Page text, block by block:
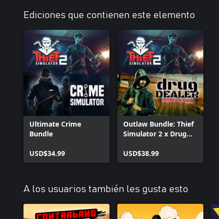
Ediciones que contienen este elemento
Ultimate Crime
Bundle
USD$34.99
Outlaw Bundle: Thief
Simulator 2 x Drug
USD$38.99
A los usuarios también les gusta esto